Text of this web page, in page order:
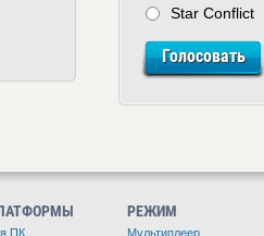
Star Conflict
ПК
РЕЖИМ
Мультиплеер